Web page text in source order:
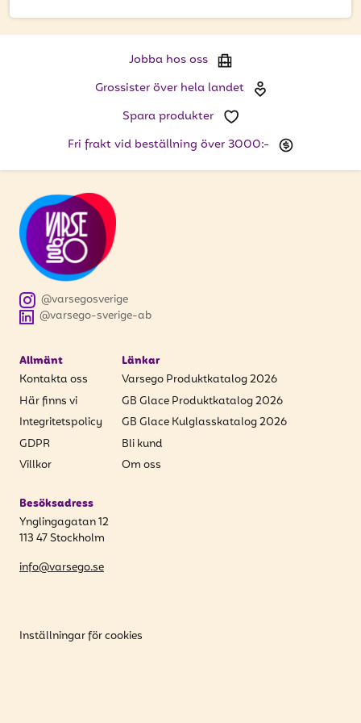
E-postadress
PRENUMERERA
Jobba hos oss
Grossister över hela landet
Spara produkter
Fri frakt vid beställning över 3000:-
@varsego-sverige-ab
@varsegosverige
Allmänt
Kontakta oss
Här finns vi
Integritetspolicy
GDPR
Villkor
Länkar
Varsego Produktkatalog 2026
GB Glace Produktkatalog 2026
GB Glace Kulglasskatalog 2026
Bli kund
Om oss
Besöksadress
Ynglingagatan 12
113 47 Stockholm
info@varsego.se
Inställningar för cookies